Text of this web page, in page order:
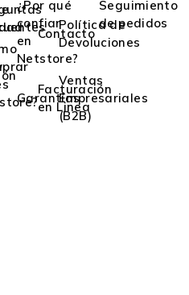
¿Por qué
confiar
en
Netstore?
Contacto
Política de
Devoluciones
Garantías
Facturación
en Linea
Ventas
Empresariales
(B2B)
Seguimiento
de pedidos